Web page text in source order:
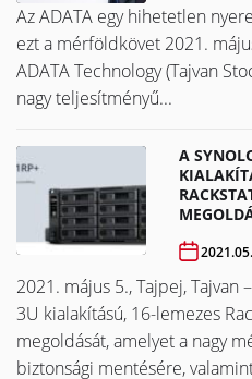
Az ADATA egy hihetetlen
ezt a mérföldkövet ​​​​​​​2021.
ADATA Technology (Tajvan
nagy teljesítményű...
A
2021. május 5., Tajpej, Tajvan
3U kialakítású, 16-lemezes
megoldását, amelyet a nagy
biztonsági mentésére,